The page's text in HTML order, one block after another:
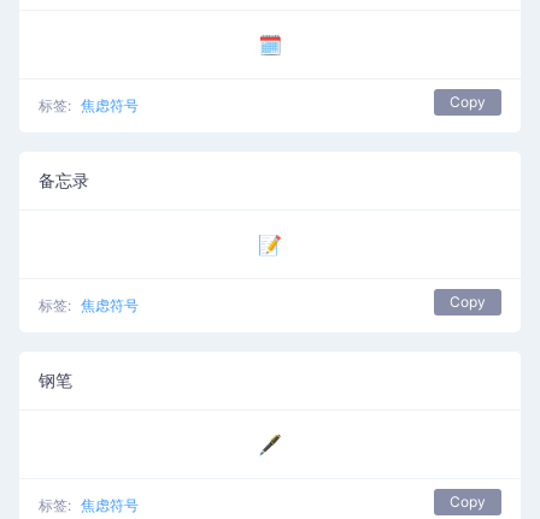
🗓️
标签: 焦虑符号 Copy
备忘录
📝
标签: 焦虑符号 Copy
钢笔
🖋️
标签: 焦虑符号 Copy